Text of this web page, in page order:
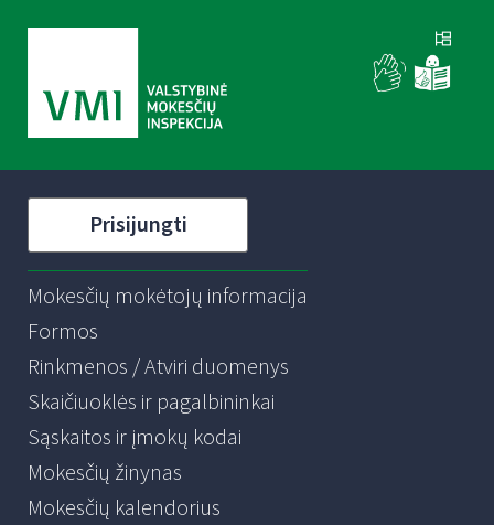
Prisijungti
Mokesčių mokėtojų informacija
Formos
Rinkmenos / Atviri duomenys
Skaičiuoklės ir pagalbininkai
Sąskaitos ir įmokų kodai
Mokesčių žinynas
Mokesčių kalendorius